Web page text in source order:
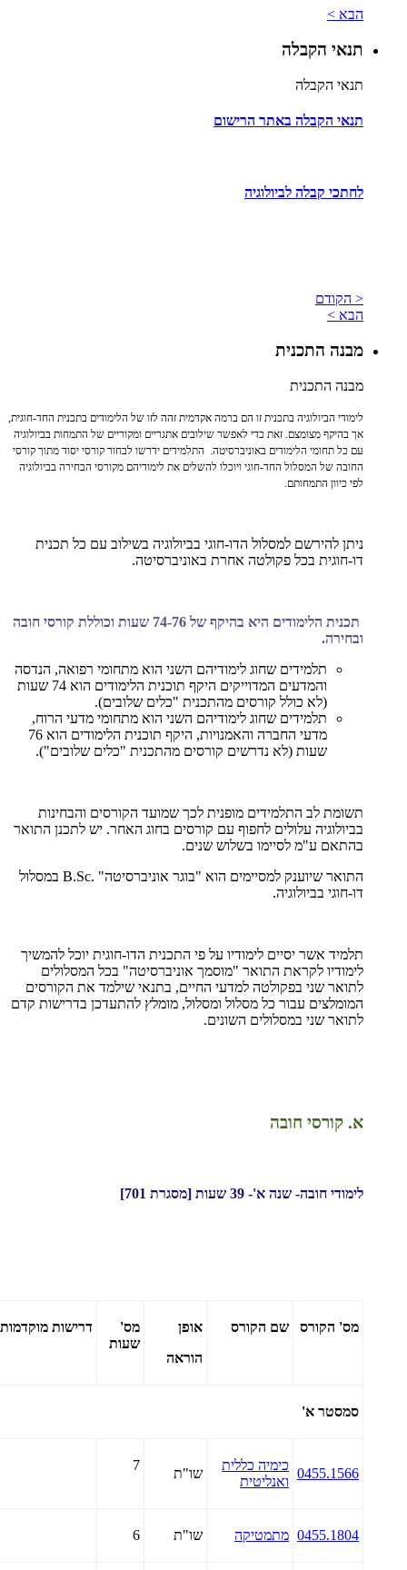
הבא >
תנאי הקבלה
תנאי הקבלה
תנאי הקבלה באתר הרישום
לחתכי קבלה לביולוגיה
< הקודם
הבא >
מבנה התכנית
מבנה התכנית
לימודי הביולוגיה בתכנית זו הם ברמה אקדמית זהה לזו של הלימודים בתכנית החד-חוגית,
אך בהיקף מצומצם. זאת כדי לאפשר שילובים אתגריים ומקוריים של התמחות בביולוגיה
עם כל תחומי הלימודים באוניברסיטה. התלמידים ידרשו לבחור קורסי יסוד מתוך קורסי
החובה של המסלול החד-חוגי ויוכלו להשלים את לימודיהם מקורסי הבחירה בביולוגיה
לפי כיוון התמחותם.
ניתן להירשם למסלול הדו-חוגי בביולוגיה בשילוב עם כל תכנית
דו-חוגית בכל פקולטה אחרת באוניברסיטה.
תכנית הלימודים היא בהיקף של 74-76 שעות וכוללת קורסי חובה
ובחירה.
תלמידים שחוג לימודיהם השני הוא מתחומי רפואה, הנדסה
והמדעים המדוייקים היקף תוכנית הלימודים הוא 74 שעות
(לא כולל קורסים מהתכנית "כלים שלובים).
תלמידים שחוג לימודיהם השני הוא מתחומי מדעי הרוח,
מדעי החברה והאמנויות, היקף תוכנית הלימודים הוא 76
שעות (לא נדרשים קורסים מהתכנית "כלים שלובים").
תשומת לב התלמידים מופנית לכך שמועד הקורסים והבחינות
בביולוגיה עלולים לחפוף עם קורסים בחוג האחר. יש לתכנן התואר
בהתאם ע"מ לסיימו בשלוש שנים.
התואר שיוענק למסיימים הוא "בוגר אוניברסיטה" B.Sc. במסלול
דו-חוגי בביולוגיה.
תלמיד אשר יסיים לימודיו על פי התכנית הדו-חוגית יוכל להמשיך
לימודיו לקראת התואר "מוסמך אוניברסיטה" בכל המסלולים
לתואר שני בפקולטה למדעי החיים, בתנאי שילמד את הקורסים
המומלצים עבור כל מסלול ומסלול, מומלץ להתעדכן בדרישות קדם
לתואר שני במסלולים השונים.
א. קורסי חובה
לימודי חובה- שנה א'- 39 שעות [מסגרת 701]
דרישות מוקדמות
מס'
שעות
אופן
הוראה
שם הקורס מס' הקורס
סמסטר א'
שו"ת
כימיה כללית
ואנליטית
0455.1566
6 שו"ת מתמטיקה 0455.1804